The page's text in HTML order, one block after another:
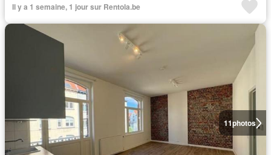
Il y a 1 semaine, 1 jour sur Rentola.be
11photos